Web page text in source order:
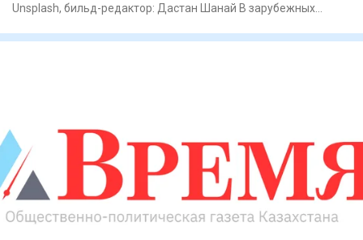
Unsplash, бильд-редактор: Дастан Шанай В зарубежных